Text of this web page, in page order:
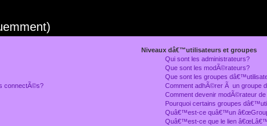
connectÃ©s?
Niveaux dâ€™utilisateurs et groupes
Qui sont les administrateurs?
Que sont les modÃ©rateurs?
Que sont les groupes
Comment adhÃ©rer Ã un groupe
Comment devenir modÃ©rateur de
Pourquoi certains groupes
Quâ€™est-ce quâ€™un
Quâ€™est-ce que le lien